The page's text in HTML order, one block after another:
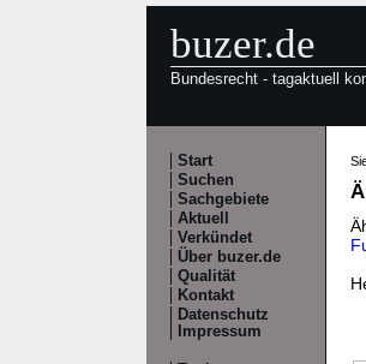
buzer.de
Bundesrecht - tagaktuell
Start
Suchen
Sachgebiete
Aktuell
Verkündet
Über buzer.de
Qualität
Kontakt
Datenschutz
Impressum